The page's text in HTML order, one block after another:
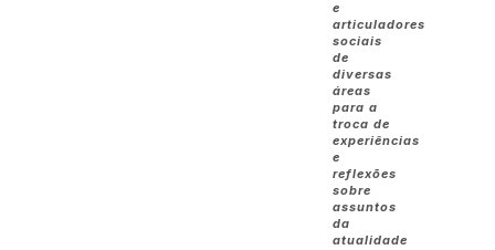
e
articuladores
sociais
de
diversas
áreas
para a
troca de
experiências
e
reflexões
sobre
assuntos
da
atualidade